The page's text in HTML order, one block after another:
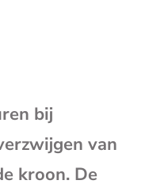
bij
van
kroon. De